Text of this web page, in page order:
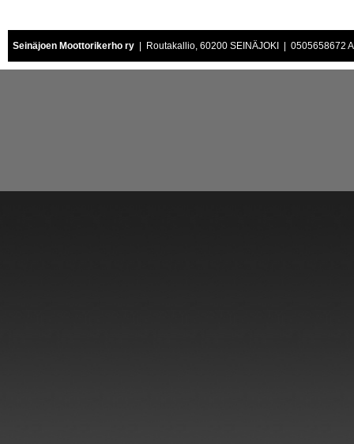
Seinäjoen Moottorikerho ry | Routakallio, 60200 SEINÄJOKI | 0505658672